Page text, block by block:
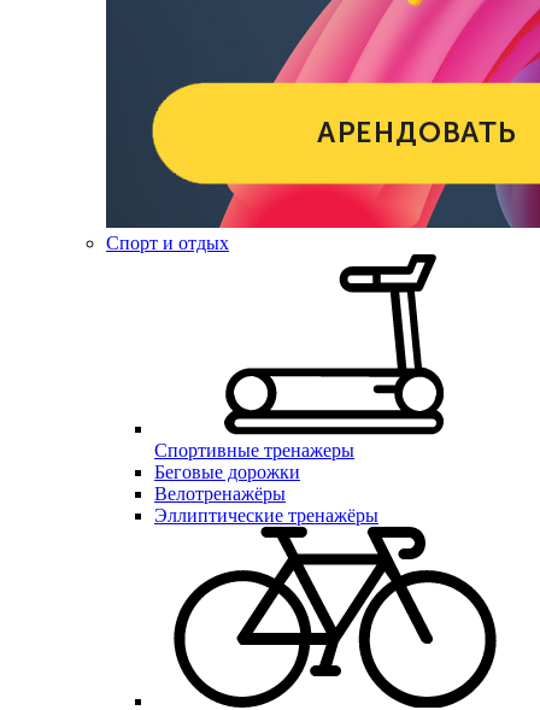
Спорт и отдых
Спортивные тренажеры
Беговые дорожки
Велотренажёры
Эллиптические тренажёры